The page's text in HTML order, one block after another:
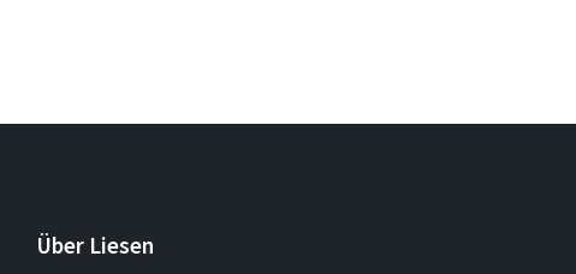
Über Liesen